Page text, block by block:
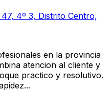
47, 4º 3, Distrito Centro,
en la provincia
atencion al cliente y
practico y resolutivo.